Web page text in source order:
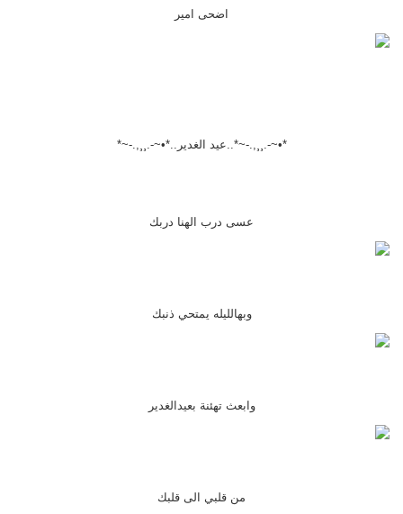
اضحى امير
*•~-.¸¸,.-~*..عيد الغدير..*•~-.¸¸,.-~*
عسى درب الهنا دربك
وبهالليله يمتحي ذنبك
وابعث تهئنة بعيدالغدير
من قلبي الى قلبك